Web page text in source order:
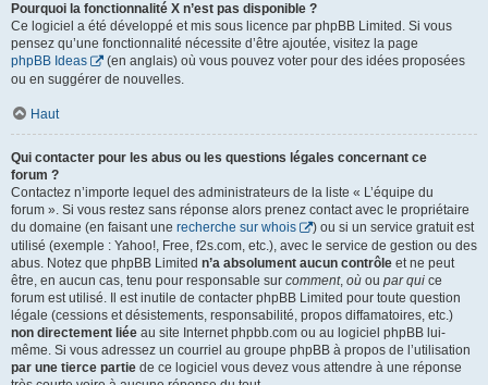
Pourquoi la fonctionnalité X n’est pas disponible ?
Ce logiciel a été développé et mis sous licence par phpBB Limited. Si vous
pensez qu’une fonctionnalité nécessite d’être ajoutée, visitez la page
phpBB Ideas
(en anglais) où vous pouvez voter pour des idées proposées
ou en suggérer de nouvelles.
Haut
Qui contacter pour les abus ou les questions légales concernant ce
forum ?
Contactez n’importe lequel des administrateurs de la liste « L’équipe du
forum ». Si vous restez sans réponse alors prenez contact avec le propriétaire
du domaine (en faisant une recherche sur whois
) ou si un service gratuit est
utilisé (exemple : Yahoo!, Free, f2s.com, etc.), avec le service de gestion ou des
abus. Notez que phpBB Limited n’a absolument aucun contrôle et ne peut
être, en aucun cas, tenu pour responsable sur comment, où ou par qui ce
forum est utilisé. Il est inutile de contacter phpBB Limited pour toute question
légale (cessions et désistements, responsabilité, propos diffamatoires, etc.)
non directement liée au site Internet phpbb.com ou au logiciel phpBB lui-
même. Si vous adressez un courriel au groupe phpBB à propos de l’utilisation
par une tierce partie de ce logiciel vous devez vous attendre à une réponse